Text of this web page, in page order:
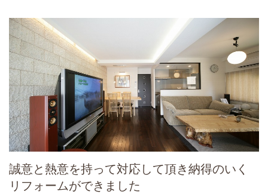
誠意と熱意を持って対応して頂き納得のいく
リフォームができました